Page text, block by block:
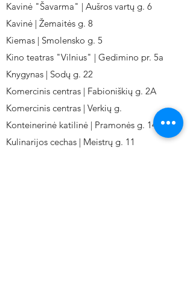
Kavinė "Šavarma" | Aušros vartų g. 6
Kavinė | Žemaitės g. 8
Kiemas | Smolensko g. 5
Kino teatras "Vilnius" | Gedimino pr. 5a
Knygynas | Sodų g. 22
Komercinis centras | Fabioniškių g. 2A
Komercinis centras | Verkių g.
Konteinerinė katilinė | Pramonės g. 141
Kulinarijos cechas | Meistrų g. 11